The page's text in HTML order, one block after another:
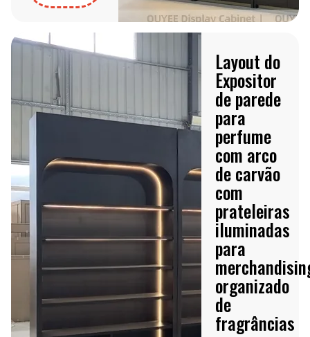
Layout do
Expositor
de parede
para
perfume
com arco
de carvão
com
prateleiras
iluminadas
para
organizado
de
fragrâncias